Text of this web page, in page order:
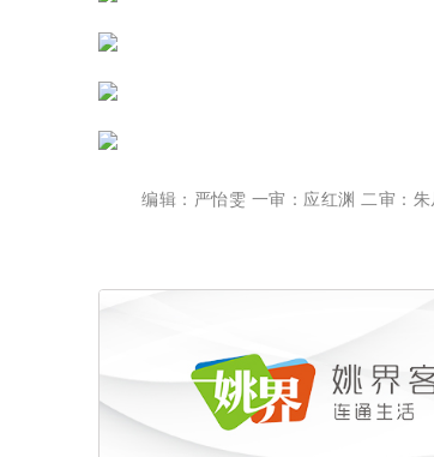
编辑：严怡雯 一审：应红渊 二审：